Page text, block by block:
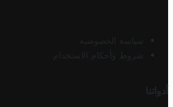
سياسة الخصوصية
شروط وأحكام الاستخدام
أدواتنا